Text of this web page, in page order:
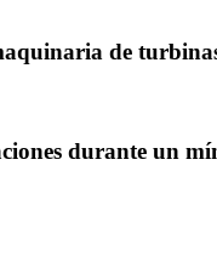
de
durante un